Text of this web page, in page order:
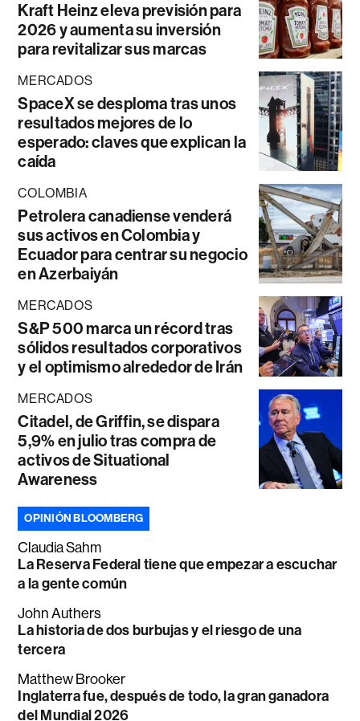
Kraft Heinz eleva previsión para
2026 y aumenta su inversión
para revitalizar sus marcas
MERCADOS
SpaceX se desploma tras unos
resultados mejores de lo
esperado: claves que explican la
caída
COLOMBIA
Petrolera canadiense venderá
sus activos en Colombia y
Ecuador para centrar su negocio
en Azerbaiyán
MERCADOS
S&P 500 marca un récord tras
sólidos resultados corporativos
y el optimismo alrededor de Irán
MERCADOS
Citadel, de Griffin, se dispara
5,9% en julio tras compra de
activos de Situational
Awareness
OPINIÓN BLOOMBERG
Claudia Sahm
La Reserva Federal tiene que empezar a escuchar
a la gente común
John Authers
La historia de dos burbujas y el riesgo de una
tercera
Matthew Brooker
Inglaterra fue, después de todo, la gran ganadora
del Mundial 2026